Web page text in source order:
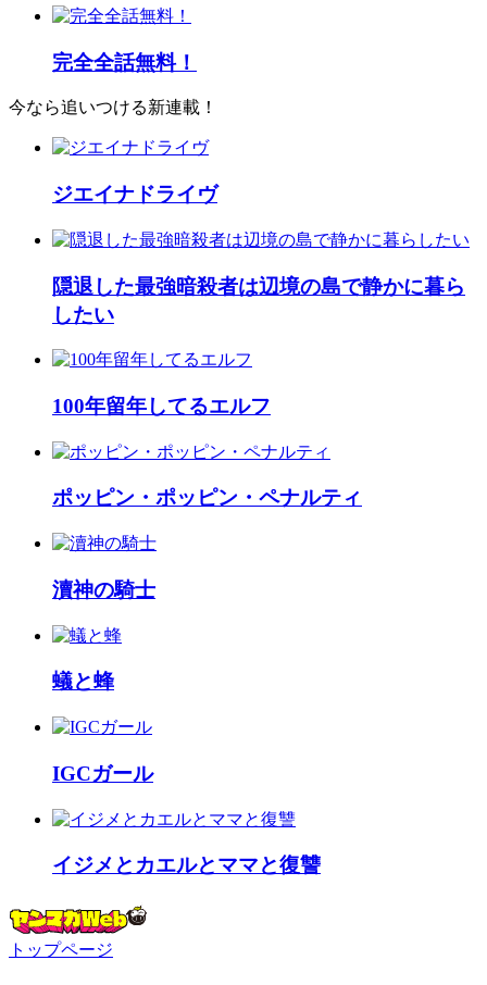
完全全話無料！
今なら追いつける新連載！
ジエイナドライヴ
隠退した最強暗殺者は辺境の島で静かに暮ら
したい
100年留年してるエルフ
ポッピン・ポッピン・ペナルティ
瀆神の騎士
蟻と蜂
IGCガール
イジメとカエルとママと復讐
トップページ